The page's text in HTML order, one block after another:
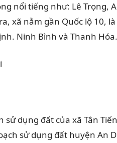
nổi tiếng như: Lê
xã nằm gần Quốc lộ
Ninh Bình và Thanh Hóa.
dụng đất của xã Tân Tiến
sử dụng đất huyện An